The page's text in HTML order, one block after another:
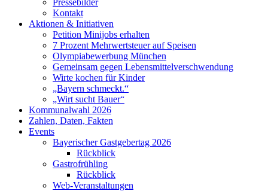
Kontakt
Aktionen & Initiativen
Petition Minijobs erhalten
7 Prozent Mehrwertsteuer auf Speisen
Olympiabewerbung München
Gemeinsam gegen Lebensmittelverschwendung
Wirte kochen für Kinder
„Bayern schmeckt.“
„Wirt sucht Bauer“
Kommunalwahl 2026
Zahlen, Daten, Fakten
Events
Bayerischer Gastgebertag 2026
Rückblick
Gastrofrühling
Rückblick
Web-Veranstaltungen